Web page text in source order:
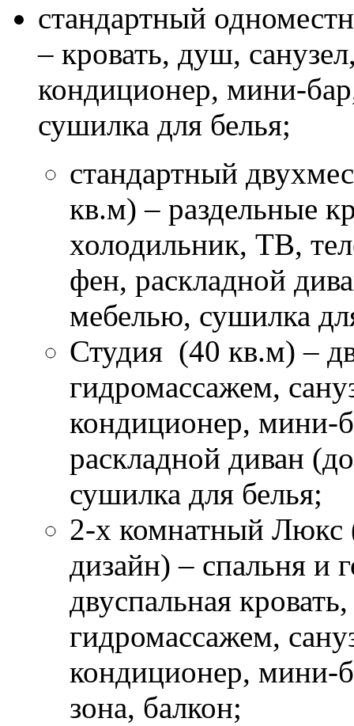
стандартный
– кровать, душ,
кондиционер, мини-
сушилка для белья;
стандартный
кв.м) – раздельные
холодильник, ТВ,
фен, раскладной
мебелью, сушилка
Студия (40 кв.м) –
гидромассажем,
кондиционер, мини-
раскладной диван
сушилка для белья;
2-х комнатный Люкс
дизайн) – спальня и
двуспальная
гидромассажем,
кондиционер, мини-
зона, балкон;